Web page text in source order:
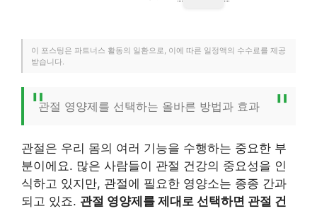
이 포스팅은 파트너스 활동의 일환으로, 이에 따른 일정액의 수수료를 제공
받습니다.
관절 영양제를 선택하는 올바른 방법과 효과
관절은 우리 몸의 여러 기능을 수행하는 중요한 부
분이에요. 많은 사람들이 관절 건강의 중요성을 인
식하고 있지만, 관절에 필요한 영양소는 종종 간과
되고 있죠. 관절 영양제를 제대로 선택하면 관절 건